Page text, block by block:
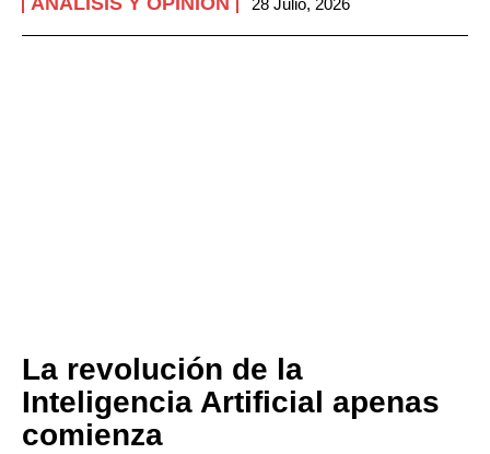
28 Julio, 2026
La revolución de la
Inteligencia Artificial apenas
comienza